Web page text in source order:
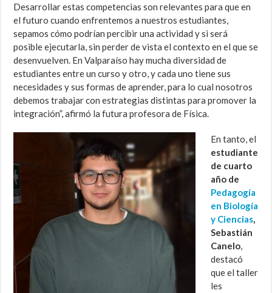
Desarrollar estas competencias son relevantes para que en
el futuro cuando enfrentemos a nuestros estudiantes,
sepamos cómo podrían percibir una actividad y si será
posible ejecutarla, sin perder de vista el contexto en el que se
desenvuelven. En Valparaíso hay mucha diversidad de
estudiantes entre un curso y otro, y cada uno tiene sus
necesidades y sus formas de aprender, para lo cual nosotros
debemos trabajar con estrategias distintas para promover la
integración”, afirmó la futura profesora de Física.
En tanto, el
estudiante
de cuarto
año de
Pedagogía
en Biología
y Ciencias,
Sebastián
Canelo,
destacó
que el taller
les